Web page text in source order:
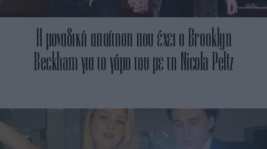
H μοναδική απαίτηση που έχει ο Brooklyn
Beckham για το γάμο του με τη Nicola Peltz